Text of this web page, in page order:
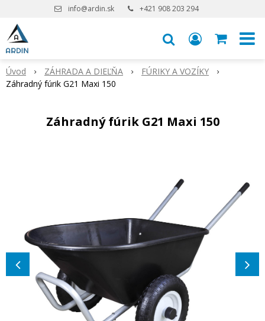
info@ardin.sk +421 908 203 294
Úvod ZÁHRADA A DIEĽŇA
FÚRIKY A VOZÍKY
Záhradný fúrik G21 Maxi 150
Záhradný fúrik G21 Maxi 150